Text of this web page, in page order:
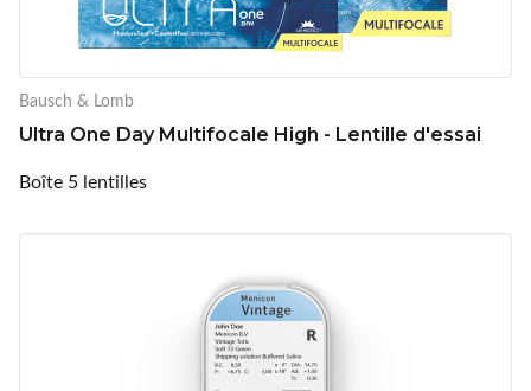
Bausch & Lomb
Ultra One Day Multifocale High - Lentille d'essai
Boîte 5 lentilles